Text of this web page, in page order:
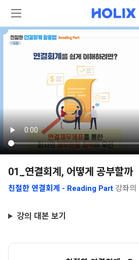
01_연결회계, 어떻게 공부할까
친절한 연결회계 - Reading Part 강좌의
강의 대본 보기